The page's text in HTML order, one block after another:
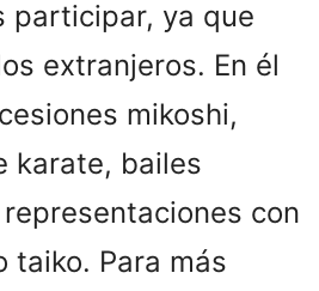
participar, ya que
extranjeros. En él
mikoshi,
karate, bailes
con
taiko. Para más